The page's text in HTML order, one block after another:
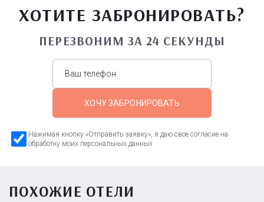
ХОТИТЕ ЗАБРОНИРОВАТЬ?
ПЕРЕЗВОНИМ ЗА 24 СЕКУНДЫ
ХОЧУ ЗАБРОНИРОВАТЬ
Нажимая кнопку «Отправить заявку», я даю свое согласие на
обработку моих персональных данных
ПОХОЖИЕ ОТЕЛИ